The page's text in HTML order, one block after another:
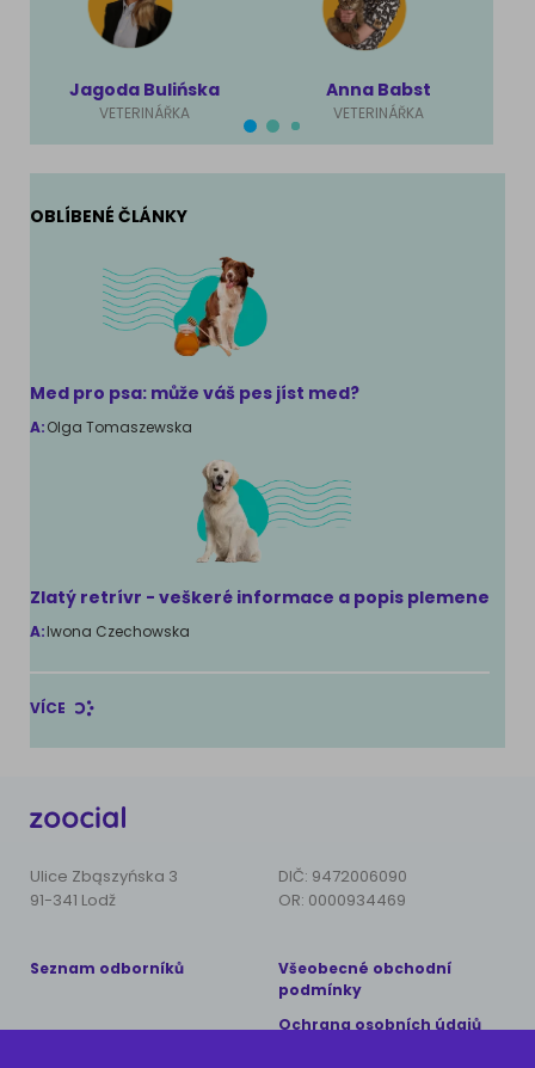
Jagoda Bulińska
VETERINÁŘKA
Anna Babst
VETERINÁŘKA
OBLÍBENÉ ČLÁNKY
Med pro psa: může váš pes jíst med?
A:Olga Tomaszewska
Zlatý retrívr - veškeré informace a popis plemene
A:Iwona Czechowska
VÍCE
Ulice Zbąszyńska 3
91-341 Lodž
DIČ: 9472006090
OR: 0000934469
Seznam odborníků
Všeobecné obchodní
podmínky
Ochrana osobních údajů